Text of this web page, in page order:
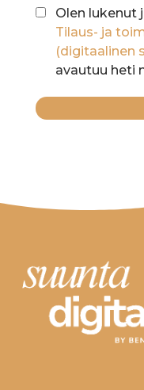
Olen lukenut
Tilaus- ja
(digitaalinen
avautuu heti